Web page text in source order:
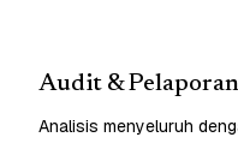
Audit & Pelaporan
Analisis menyeluruh